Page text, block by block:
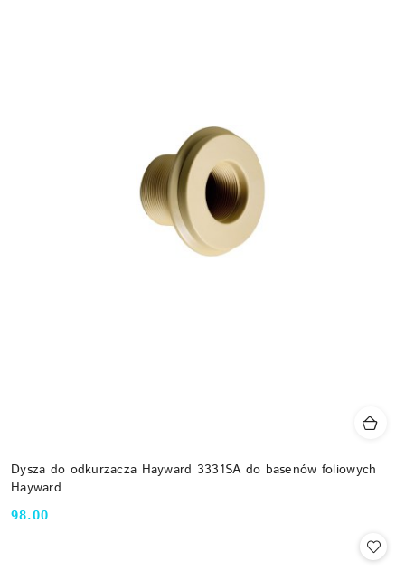
Dysza do odkurzacza Hayward 3331SA do basenów foliowych
Hayward
Cena:
98.00